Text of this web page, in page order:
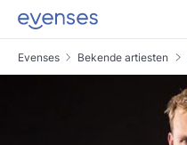
Evenses Bekende artiesten